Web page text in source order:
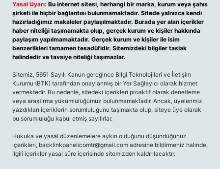
Yasal Uyarı: Bu internet sitesi, herhangi bir marka, kurum veya şahıs
şirketi ile hiçbir bağlantısı bulunmamaktadır. Sitede yalnızca kendi
hazırladığımız makaleler paylaşılmaktadır. Burada yer alan içerikler
haber niteliği taşımamakta olup, gerçek kurum ve kişiler hakkında
paylaşım yapılmamaktadır. Gerçek kurum ve kişiler ile isim
benzerlikleri tamamen tesadüfidir. Sitemizdeki bilgiler taslak
halindedir ve tavsiye niteliği taşımazlar.
Sitemiz, 5651 Sayılı Kanun gereğince Bilgi Teknolojileri ve İletişim
Kurumu (BTK) tarafından onaylanmış bir Yer Sağlayıcı olarak hizmet
vermektedir. Bu nedenle, sitedeki içerikleri proaktif olarak denetleme
veya araştırma yükümlülüğümüz bulunmamaktadır. Ancak, üyelerimiz
yazdıkları içeriklerin sorumluluğunu taşımakta olup, siteye üye olarak
bu sorumluluğu kabul etmiş sayılırlar.
Hukuka ve yasal düzenlemelere aykırı olduğunu düşündüğünüz
içerikleri, backlinkpanelicomtr@gmail.com adresine bildirmeniz halinde,
ilgili içerikler yasal süre içerisinde sitemizden kaldırılacaktır.